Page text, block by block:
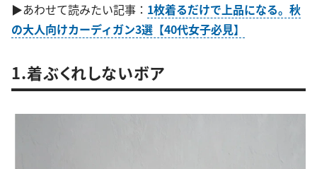
▶あわせて読みたい記事： 1枚着るだけで上品になる。秋
の大人向けカーディガン3選【40代女子必見】
1.着ぶくれしないボア